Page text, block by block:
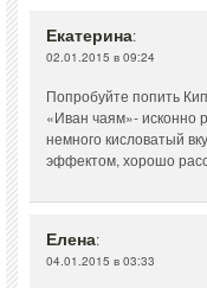
Екатерина:
02.01.2015 в 09:24
Попробуйте попить
«Иван чаям»- исконно
немного кисловатый
эффектом, хорошо
Елена:
04.01.2015 в 03:33